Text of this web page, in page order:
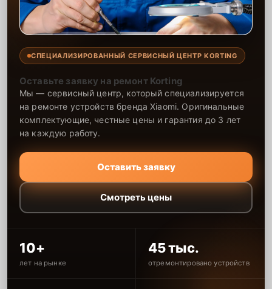
СПЕЦИАЛИЗИРОВАННЫЙ СЕРВИСНЫЙ ЦЕНТР KORTING
Оставьте заявку на ремонт Korting
Мы — сервисный центр, который специализируется
на ремонте устройств бренда Xiaomi. Оригинальные
комплектующие, честные цены и гарантия до 3 лет
на каждую работу.
Оставить заявку
Смотреть цены
10+
лет на рынке
45 тыс.
отремонтировано устройств